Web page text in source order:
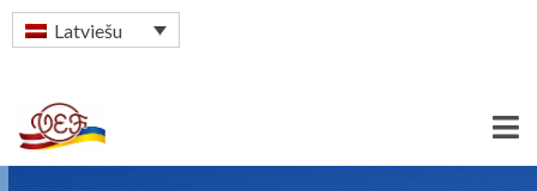
Latviešu